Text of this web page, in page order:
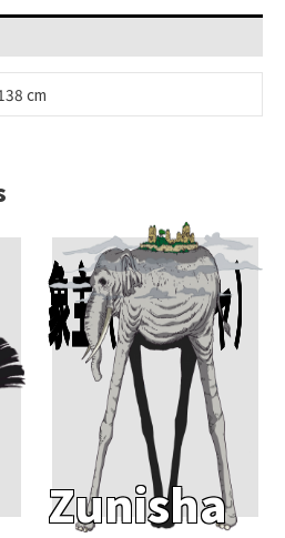
cm
象主（ズニーシャ）
Zunisha
Add To Cart